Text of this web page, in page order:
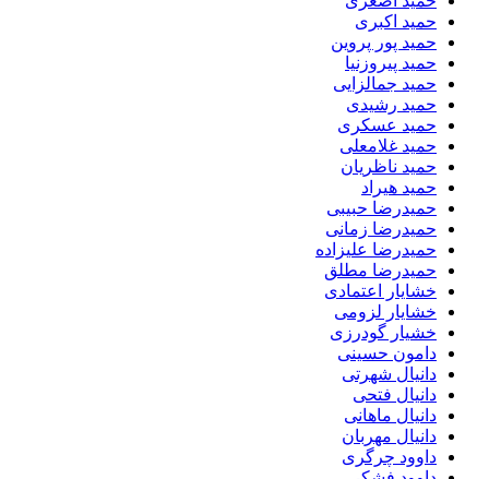
حمید اکبری
حمید پور پروین
حمید پیروزنیا
حمید جمالزایی
حمید رشیدی
حمید عسکری
حمید غلامعلی
حمید ناظریان
حمید هیراد
حمیدرضا حبیبی
حمیدرضا زمانی
حمیدرضا علیزاده
حمیدرضا مطلق
خشایار اعتمادی
خشایار لزومی
خشیار گودرزی
دامون حسینی
دانیال شهرتی
دانیال فتحی
دانیال ماهانی
دانیال مهربان
داوود چرگری